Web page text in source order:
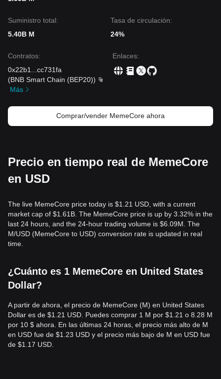
Suministro total:
5.40B M
Tasa de circulación:
24%
Contratos:
0x22b1
cc731fa
(BNB Smart Chain (BEP20))
Más
Enlaces:
Comprar/vender MemeCore ahora
Precio en tiempo real de MemeCore
en USD
The live MemeCore price today is $1.21 USD, with a current
market cap of $1.61B. The MemeCore price is up by 3.32% in the
last 24 hours, and the 24-hour trading volume is $6.09M. The
M/USD (MemeCore to USD) conversion rate is updated in real
time.
¿Cuánto es 1 MemeCore en United States
Dollar?
A partir de ahora, el precio de MemeCore (M) en United States
Dollar es de $1.21 USD. Puedes comprar 1 M por $1.21 o 8.28 M
por 10 $ ahora. En las últimas 24 horas, el precio más alto de M
en USD fue de $1.23 USD y el precio más bajo de M en USD fue
de $1.17 USD.